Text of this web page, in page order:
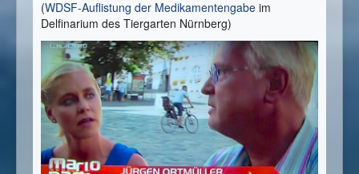
(WDSF-Auflistung der Medikamentengabe im
Delfinarium des Tiergarten Nürnberg)